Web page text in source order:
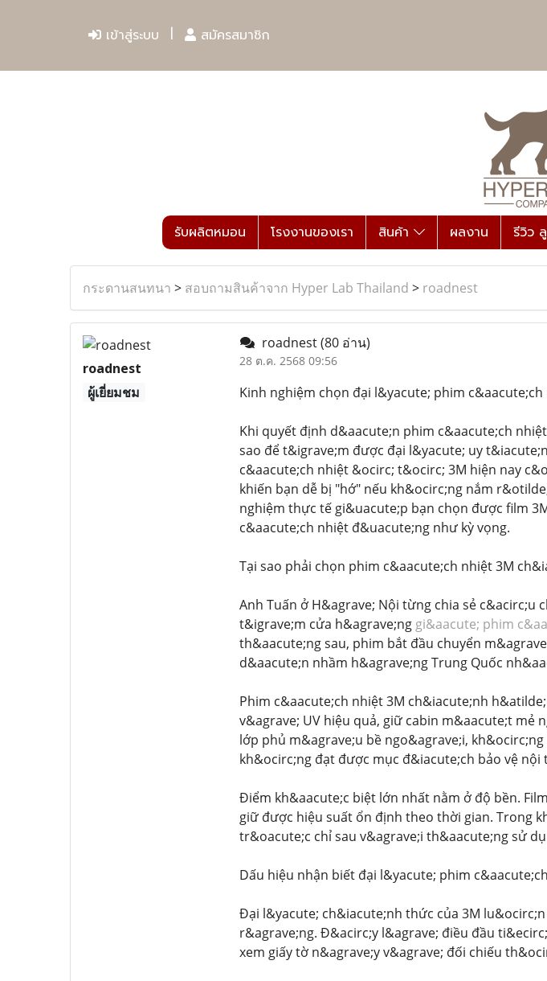
เข้าสู่ระบบ สมัครสมาชิก
รับผลิตหมอน โรงงานของเรา สินค้า ผลงาน รีวิว
กระดานสนทนา > สอบถามสินค้าจาก Hyper Lab Thailand > roadnest
roadnest
ผู้เยี่ยมชม
roadnest(80 อ่าน)
28 ต.ค. 2568 09:56
Kinh nghiệm chọn đại l&yacute; phim
Khi quyết định d&aacute;n phim c&aacute;ch
sao để t&igrave;m được đại l&yacute; uy
c&aacute;ch nhiệt &ocirc; t&ocirc; 3M hiện nay
khiến bạn dễ bị "hớ" nếu kh&ocirc;ng nắm
nghiệm thực tế gi&uacute;p bạn chọn được film
c&aacute;ch nhiệt đ&uacute;ng như kỳ vọng.
Tại sao phải chọn phim c&aacute;ch nhiệt 3M
Anh Tuấn ở H&agrave; Nội từng chia sẻ
t&igrave;m cửa h&agrave;ng gi&aacute; phim
th&aacute;ng sau, phim bắt đầu chuyển
d&aacute;n nhầm h&agrave;ng Trung Quốc
Phim c&aacute;ch nhiệt 3M ch&iacute;nh
v&agrave; UV hiệu quả, giữ cabin m&aacute;t mẻ
lớp phủ m&agrave;u bề ngo&agrave;i,
kh&ocirc;ng đạt được mục đ&iacute;ch bảo vệ nội
Điểm kh&aacute;c biệt lớn nhất nằm ở độ bền.
giữ được hiệu suất ổn định theo thời gian. Trong
tr&oacute;c chỉ sau v&agrave;i th&aacute;ng sử
Dấu hiệu nhận biết đại l&yacute; phim
Đại l&yacute; ch&iacute;nh thức của 3M
r&agrave;ng. Đ&acirc;y l&agrave; điều đầu
xem giấy tờ n&agrave;y v&agrave; đối chiếu